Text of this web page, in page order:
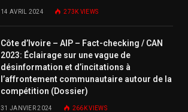
14 AVRIL 2024 273K VIEWS
Côte d’Ivoire – AIP – Fact-checking / CAN
2023: Éclairage sur une vague de
désinformation et d’incitations à
l’affrontement communautaire autour de la
compétition (Dossier)
31 JANVIER 2024 266KVIEWS